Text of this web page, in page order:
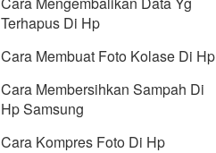
Terhapus Di Hp
Cara Membuat Foto Kolase Di Hp
Cara Membersihkan Sampah Di
Hp Samsung
Cara Kompres Foto Di Hp